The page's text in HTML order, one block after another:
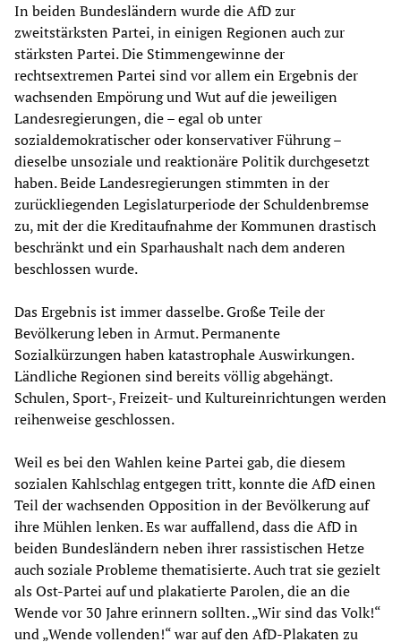
In beiden Bundesländern wurde die AfD zur
zweitstärksten Partei, in einigen Regionen auch zur
stärksten Partei. Die Stimmengewinne der
rechtsextremen Partei sind vor allem ein Ergebnis der
wachsenden Empörung und Wut auf die jeweiligen
Landesregierungen, die – egal ob unter
sozialdemokratischer oder konservativer Führung –
dieselbe unsoziale und reaktionäre Politik durchgesetzt
haben. Beide Landesregierungen stimmten in der
zurückliegenden Legislaturperiode der Schuldenbremse
zu, mit der die Kreditaufnahme der Kommunen drastisch
beschränkt und ein Sparhaushalt nach dem anderen
beschlossen wurde.
Das Ergebnis ist immer dasselbe. Große Teile der
Bevölkerung leben in Armut. Permanente
Sozialkürzungen haben katastrophale Auswirkungen.
Ländliche Regionen sind bereits völlig abgehängt.
Schulen, Sport-, Freizeit- und Kultureinrichtungen werden
reihenweise geschlossen.
Weil es bei den Wahlen keine Partei gab, die diesem
sozialen Kahlschlag entgegen tritt, konnte die AfD einen
Teil der wachsenden Opposition in der Bevölkerung auf
ihre Mühlen lenken. Es war auffallend, dass die AfD in
beiden Bundesländern neben ihrer rassistischen Hetze
auch soziale Probleme thematisierte. Auch trat sie gezielt
als Ost-Partei auf und plakatierte Parolen, die an die
Wende vor 30 Jahre erinnern sollten. „Wir sind das Volk!“
und „Wende vollenden!“ war auf den AfD-Plakaten zu